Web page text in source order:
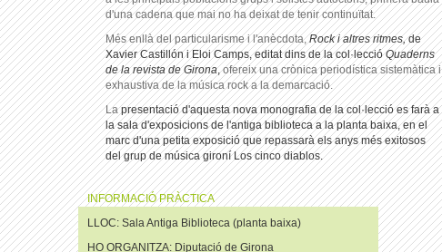
d'una cadena que mai no ha deixat de tenir continuïtat.
Més enllà del particularisme i l'anècdota,Rock i altres ritmes,de
Xavier Castillón i Eloi Camps, editat dins de la col·leccióQuaderns
de la revista de Girona,ofereix una crònica periodística sistemàtica i
exhaustiva de la música rock a la demarcació.
Lapresentació d'aquesta nova monografia de la col·lecció es farà a
la sala d'exposicions de l'antiga biblioteca a la planta baixa, en el
marc d'una petita exposició que repassarà els anys més exitosos
del grup de música gironí Los cinco diablos.
INFORMACIÓ PRÀCTICA
LLOC: Sala Antiga Biblioteca (planta baixa)
HO ORGANITZA: Diputació de Girona